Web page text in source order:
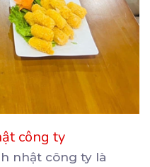
công ty
nhật công ty là